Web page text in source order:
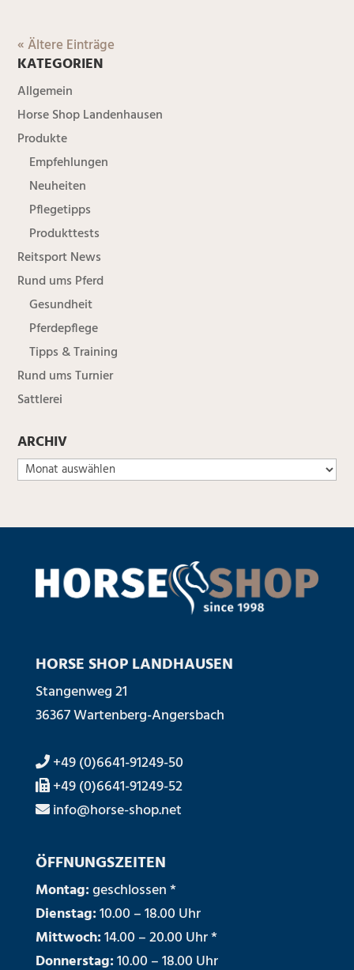
« Ältere Einträge
KATEGORIEN
Allgemein
Horse Shop Landenhausen
Produkte
Empfehlungen
Neuheiten
Pflegetipps
Produkttests
Reitsport News
Rund ums Pferd
Gesundheit
Pferdepflege
Tipps & Training
Rund ums Turnier
Sattlerei
ARCHIV
HORSE SHOP LANDHAUSEN
Stangenweg 21
36367 Wartenberg-Angersbach
+49 (0)6641-91249-50
+49 (0)6641-91249-52
info@horse-shop.net
ÖFFNUNGSZEITEN
Montag:geschlossen *
Dienstag:10.00 – 18.00 Uhr
Mittwoch:14.00 – 20.00 Uhr *
Donnerstag:10.00 – 18.00 Uhr